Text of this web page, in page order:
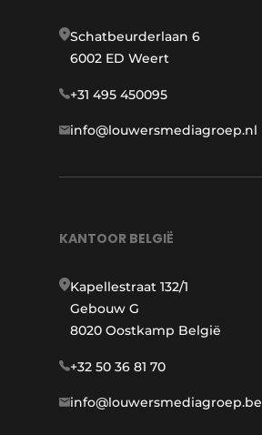
Schatbeurderlaan 6
6002 ED Weert
+31 495 450095
info@louwersmediagroep.nl
KANTOOR BELGIË
Kapellestraat 132/1
Gebouw G
8020 Oostkamp België
+32 50 36 81 70
info@louwersmediagroep.be